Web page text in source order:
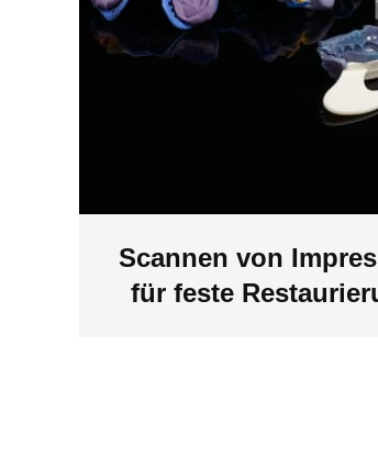
Scannen von
für feste